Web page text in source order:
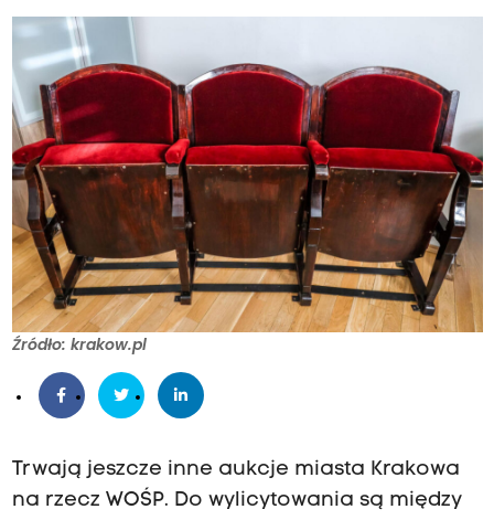
Źródło: krakow.pl
Trwają jeszcze inne aukcje miasta Krakowa
na rzecz WOŚP. Do wylicytowania są między